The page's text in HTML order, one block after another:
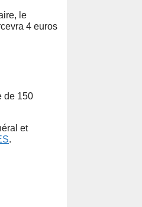
le
4 euros
de 150
et
.